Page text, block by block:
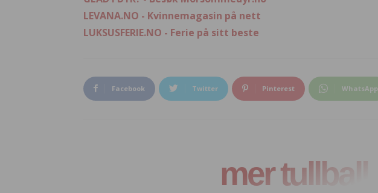
LEVANA.NO - Kvinnemagasin på nett
LUKSUSFERIE.NO - Ferie på sitt beste
Facebook Twitter Pinterest WhatsApp
mer tullball